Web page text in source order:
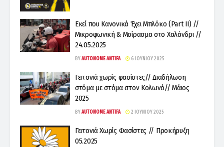
Εκεί που Κανονικά Έχει Μπλόκο (Part II) //
Μικροφωνική & Μοίρασμα στο Χαλάνδρι //
24.05.2025
BYAUTONOME ANTIFA 6 ΙΟΥΝΊΟΥ 2025
Γειτονιά χωρίς φασίστες// Διαδήλωση
στόμα με στόμα στον Κολωνό// Μάιος
2025
BYAUTONOME ANTIFA 2 ΙΟΥΝΊΟΥ 2025
Γειτονιά Χωρίς Φασίστες // Προκήρυξη
05.2025